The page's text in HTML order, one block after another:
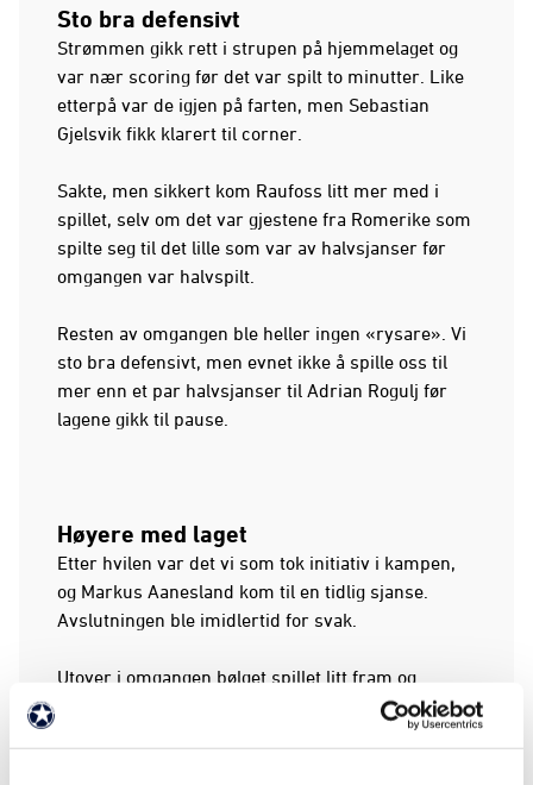
Sto bra defensivt
Strømmen gikk rett i strupen på hjemmelaget og
var nær scoring før det var spilt to minutter. Like
etterpå var de igjen på farten, men Sebastian
Gjelsvik fikk klarert til corner.
Sakte, men sikkert kom Raufoss litt mer med i
spillet, selv om det var gjestene fra Romerike som
spilte seg til det lille som var av halvsjanser før
omgangen var halvspilt.
Resten av omgangen ble heller ingen «rysare». Vi
sto bra defensivt, men evnet ikke å spille oss til
mer enn et par halvsjanser til Adrian Rogulj før
lagene gikk til pause.
Høyere med laget
Etter hvilen var det vi som tok initiativ i kampen,
og Markus Aanesland kom til en tidlig sjanse.
Avslutningen ble imidlertid for svak.
Utover i omgangen bølget spillet litt fram og
tilbake. Vi sto høyere med laget enn før hvilen,
men hadde fortsatt problemer med å komme til